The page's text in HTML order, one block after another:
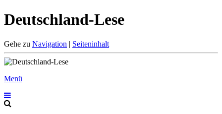
Deutschland-Lese
Gehe zu Navigation | Seiteninhalt
Menü